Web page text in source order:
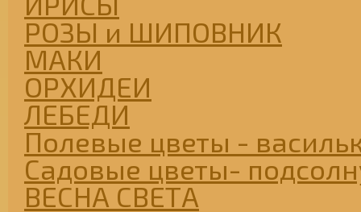
РОЗЫ и ШИПОВНИК
МАКИ
ОРХИДЕИ
ЛЕБЕДИ
Полевые цветы -
Садовые цветы-
ВЕСНА СВЕТА